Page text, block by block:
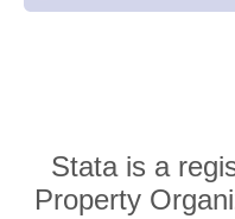
Stata is a
Property